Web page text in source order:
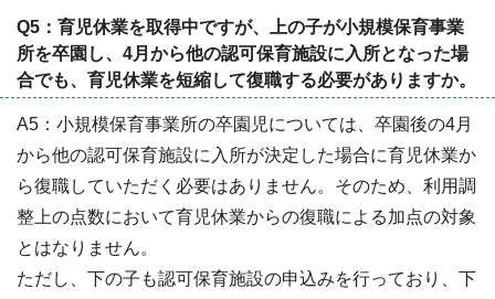
Q5：育児休業を取得中ですが、上の子が小規模保育事業
所を卒園し、4月から他の認可保育施設に入所となった場
合でも、育児休業を短縮して復職する必要がありますか。
A5：小規模保育事業所の卒園児については、卒園後の4月
から他の認可保育施設に入所が決定した場合に育児休業か
ら復職していただく必要はありません。そのため、利用調
整上の点数において育児休業からの復職による加点の対象
とはなりません。
ただし、下の子も認可保育施設の申込みを行っており、下